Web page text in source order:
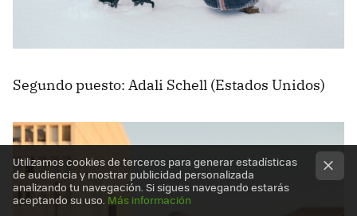
Segundo puesto: Adali Schell (Estados Unidos)
Utilizamos cookies de terceros para generar estadísticas
de audiencia y mostrar publicidad personalizada
analizando tu navegación. Si sigues navegando estarás
aceptando su uso. Más información